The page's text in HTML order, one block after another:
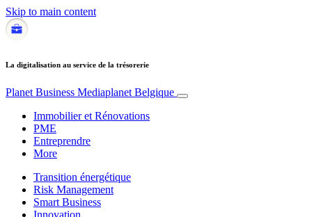
Skip to main content
La digitalisation au service de la trésorerie
Planet Business Mediaplanet Belgique
Immobilier et Rénovations
PME
Entreprendre
More
Transition énergétique
Risk Management
Smart Business
Innovation